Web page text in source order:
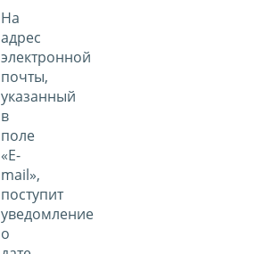
На
адрес
электронной
почты,
указанный
в
поле
«E-
mail»,
поступит
уведомление
о